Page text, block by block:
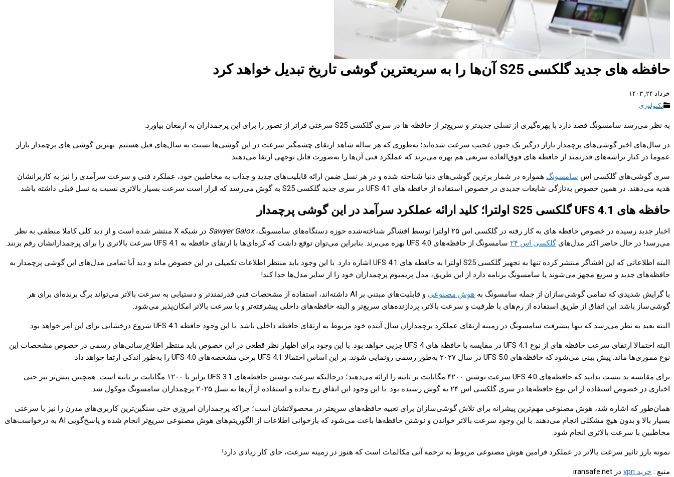
حافظه های جدید گلکسی S25 آن‌ها را به سریعترین گوشی تاریخ تبدیل خواهد کرد
خرداد ۲۴, ۱۴۰۳
تکنولوژی
به نظر می‌رسد سامسونگ قصد دارد با بهره‌گیری از نسلی جدیدتر و سریع‌تر از حافظه ها در سری گلکسی S25 سرعتی فراتر از تصور را برای این پرچمداران به ارمغان بیاورد.
در سال‌های اخیر گوشی‌های پرچمدار بازار درگیر یک جنون عجیب سرعت شده‌اند؛ به‌طوری که هر ساله شاهد ارتقای چشمگیر سرعت در این گوشی‌ها نسبت به سال‌های قبل هستیم. بهترین گوشی های پرچمدار بازار
عموما در کنار تراشه‌های قدرتمند از حافظه های فوق‌العاده سریعی هم بهره می‌برند که عملکرد فنی آن‌ها را به‌صورت قابل توجهی ارتقا می‌دهند.
سری گوشی‌های گلکسی اس سامسونگ همواره در شمار برترین گوشی‌های دنیا شناخته شده و در هر نسل ضمن ارائه قابلیت‌های جدید و جذاب به مخاطبین خود، عملکرد فنی و سرعت سرآمدی را نیز به کاربرانشان
هدیه می‌دهند. در همین خصوص به‌تازگی شایعات جدیدی در خصوص استفاده از حافظه های UFS 4.1 در سری جدید گلکسی S25 به گوش می‌رسد که قرار است سرعت بسیار بالاتری نسبت به نسل قبلی داشته باشد.
حافظه های UFS 4.1 گلکسی S25 اولترا؛ کلید ارائه عملکرد سرآمد در این گوشی پرچمدار
اخبار جدید رسیده در خصوص حافظه های به کار رفته در گلکسی اس ۲۵ اولترا توسط افشاگر شناخته‌شده حوزه دستگاه‌های سامسونگ، Sawyer Galox
در شبکه X منتشر شده است و از دید کلی کاملا منطقی به نظر
می‌رسد! در حال حاضر اکثر مدل‌هایگلکسی اس ۲۴ سامسونگ از حافظه‌های UFS 4.0 بهره می‌برند. بنابراین می‌توان توقع داشت که کره‌ای‌ها با ارتقای حافظه به UFS 4.1 سرعت بالاتری را برای پرچمدارانشان رقم بزنند.
البته اطلاعاتی که این افشاگر منتشر کرده تنها به تجهیز گلکسی S25 اولترا به حافظه های UFS 4.1 اشاره دارد. با این وجود باید منتظر اطلاعات تکمیلی در این خصوص ماند و دید آیا تمامی مدل‌های این گوشی پرچمدار به
حافظه‌های جدید و سریع مجهز می‌شوند یا سامسونگ برنامه دارد از این طریق، مدل پریمیوم پرچمداران خود را از سایر مدل‌ها جدا کند!
با گرایش شدیدی که تمامی گوشی‌سازان از جمله سامسونگ به هوش مصنوعی
و قابلیت‌های مبتنی بر AI داشته‌اند، استفاده از مشخصات فنی قدرتمندتر و دستیابی به سرعت بالاتر می‌تواند برگ برنده‌ای برای هر
گوشی‌ساز باشد. این اتفاق از طریق استفاده از رم‌های با ظرفیت و سرعت بالاتر، پردازنده‌های سریع‌تر و البته حافظه‌های داخلی پیشرفته‌تر و با سرعت بالاتر امکان‌پذیر می‌شود.
البته بعید به نظر می‌رسد که تنها پیشرفت سامسونگ در زمینه ارتقای عملکرد پرچمداران سال آینده خود مربوط به ارتقای حافظه داخلی باشد. با این وجود حافظه UFS 4.1 شروع درخشانی برای این امر خواهد بود.
البته احتمالا ارتقای سرعت حافظه های از نوع UFS 4.1 در مقایسه با حافظه های UFS 4 جزیی خواهد بود. با این وجود برای اظهار نظر قطعی در این خصوص باید منتظر اطلاع‌رسانی‌های رسمی در خصوص مشخصات این
نوع مموری‌ها ماند. پیش بینی می‌شود که حافظه‌های UFS 5.0 در سال ۲۰۲۷ به‌طور رسمی رونمایی شوند. بر این اساس احتمالا UFS 4.1 برخی مشخصه‌های UFS 4.0 را به‌طور اندکی ارتقا خواهد داد.
برای مقایسه بد نیست بدانید که حافظه‌های UFS 4.0 سرعت نوشتن ۴۲۰۰ مگابایت بر ثانیه را ارائه می‌دهند؛ درحالیکه سرعت نوشتن حافظه‌های UFS 3.1 برابر با ۱۲۰۰ مگابایت بر ثانیه است. همچنین پیش‌تر نیز حتی
اخباری در خصوص استفاده از این نوع حافظه‌ها در سری گلکسی اس ۲۴ به گوش رسیده بود. با این وجود این اتفاق رخ نداده و استفاده از آن‌ها به نسل ۲۰۲۵ پرچمداران سامسونگ موکول شد.
همان‌طور که اشاره شد، هوش مصنوعی مهم‌ترین پیشرانه برای تلاش گوشی‌سازان برای تعبیه حافظه‌های سریعتر در محصولاتشان است؛ چراکه پرچمداران امروزی حتی سنگین‌ترین کاربری‌های مدرن را نیز با سرعتی
بسیار بالا و بدون هیچ مشکلی انجام می‌دهند. با این وجود سرعت بالاتر خواندن و نوشتن حافظه‌ها باعث می‌شود که بازخوانی اطلاعات از الگوریتم‌های هوش مصنوعی سریع‌تر انجام شده و پاسخ‌گویی AI به درخواست‌های
مخاطبین با سرعت بالاتری انجام شود.
نمونه بارز تاثیر سرعت بالاتر در عملکرد فرامین هوش مصنوعی مربوط به ترجمه آنی مکالمات است که هنوز در زمینه سرعت، جای کار زیادی دارد!
منبع : خرید vpn در iransafe.net